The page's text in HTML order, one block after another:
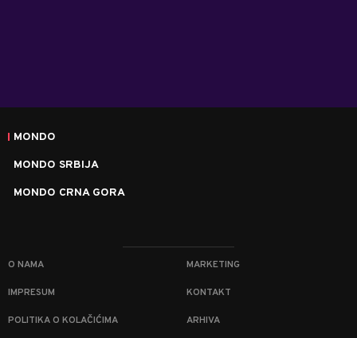
MONDO
MONDO SRBIJA
MONDO CRNA GORA
O NAMA MARKETING
IMPRESUM KONTAKT
POLITIKA O KOLAČIĆIMA ARHIVA